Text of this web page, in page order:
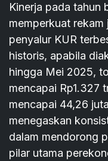
Kinerja pada tahun
memperkuat
penyalur KUR
historis, apabila
hingga Mei 2025,
mencapai Rp1.327
mencapai 44,26
menegaskan
dalam mendorong
pilar utama